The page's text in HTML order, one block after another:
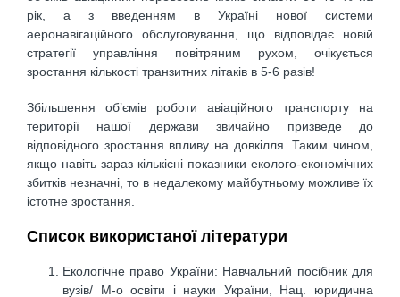
рік, а з введенням в Україні нової системи
аеронавігаційного обслуговування, що відповідає новій
стратегії управління повітряним рухом, очікується
зростання кількості транзитних літаків в 5-6 разів!
Збільшення об’ємів роботи авіаційного транспорту на
території нашої держави звичайно призведе до
відповідного зростання впливу на довкілля. Таким чином,
якщо навіть зараз кількісні показники еколого-економічних
збитків незначні, то в недалекому майбутньому можливе їх
істотне зростання.
Список використаної літератури
Екологічне право України: Навчальний посібник для
вузів/ М-о освіти і науки України, Нац. юридична